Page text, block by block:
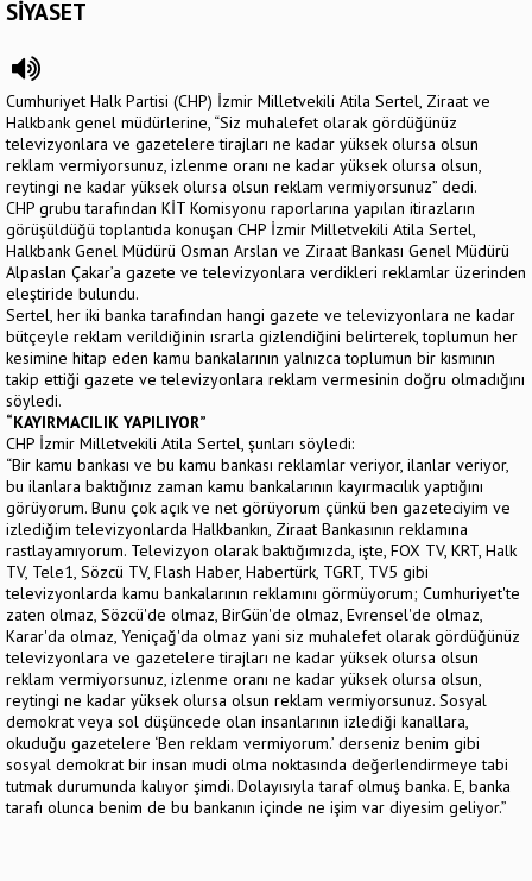
SİYASET
Cumhuriyet Halk Partisi (CHP) İzmir Milletvekili Atila Sertel, Ziraat ve
Halkbank genel müdürlerine, “Siz muhalefet olarak gördüğünüz
televizyonlara ve gazetelere tirajları ne kadar yüksek olursa olsun
reklam vermiyorsunuz, izlenme oranı ne kadar yüksek olursa olsun,
reytingi ne kadar yüksek olursa olsun reklam vermiyorsunuz” dedi.
CHP grubu tarafından KİT Komisyonu raporlarına yapılan itirazların
görüşüldüğü toplantıda konuşan CHP İzmir Milletvekili Atila Sertel,
Halkbank Genel Müdürü Osman Arslan ve Ziraat Bankası Genel Müdürü
Alpaslan Çakar’a gazete ve televizyonlara verdikleri reklamlar üzerinden
eleştiride bulundu.
Sertel, her iki banka tarafından hangi gazete ve televizyonlara ne kadar
bütçeyle reklam verildiğinin ısrarla gizlendiğini belirterek, toplumun her
kesimine hitap eden kamu bankalarının yalnızca toplumun bir kısmının
takip ettiği gazete ve televizyonlara reklam vermesinin doğru olmadığını
söyledi.
“KAYIRMACILIK YAPILIYOR”
CHP İzmir Milletvekili Atila Sertel, şunları söyledi:
“Bir kamu bankası ve bu kamu bankası reklamlar veriyor, ilanlar veriyor,
bu ilanlara baktığınız zaman kamu bankalarının kayırmacılık yaptığını
görüyorum. Bunu çok açık ve net görüyorum çünkü ben gazeteciyim ve
izlediğim televizyonlarda Halkbankın, Ziraat Bankasının reklamına
rastlayamıyorum. Televizyon olarak baktığımızda, işte, FOX TV, KRT, Halk
TV, Tele1, Sözcü TV, Flash Haber, Habertürk, TGRT, TV5 gibi
televizyonlarda kamu bankalarının reklamını görmüyorum; Cumhuriyet'te
zaten olmaz, Sözcü'de olmaz, BirGün'de olmaz, Evrensel'de olmaz,
Karar'da olmaz, Yeniçağ'da olmaz yani siz muhalefet olarak gördüğünüz
televizyonlara ve gazetelere tirajları ne kadar yüksek olursa olsun
reklam vermiyorsunuz, izlenme oranı ne kadar yüksek olursa olsun,
reytingi ne kadar yüksek olursa olsun reklam vermiyorsunuz. Sosyal
demokrat veya sol düşüncede olan insanlarının izlediği kanallara,
okuduğu gazetelere ‘Ben reklam vermiyorum.’ derseniz benim gibi
sosyal demokrat bir insan mudi olma noktasında değerlendirmeye tabi
tutmak durumunda kalıyor şimdi. Dolayısıyla taraf olmuş banka. E, banka
tarafı olunca benim de bu bankanın içinde ne işim var diyesim geliyor.”